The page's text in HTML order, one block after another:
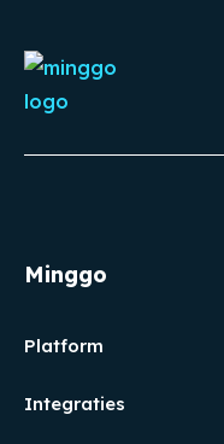
Minggo
Platform
Integraties